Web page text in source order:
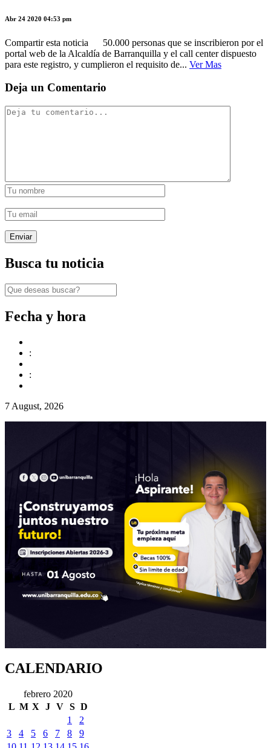
Abr 24 2020 04:53 pm
Compartir esta noticia 50.000 personas que se inscribieron por el
portal web de la Alcaldía de Barranquilla y el call center dispuesto
para este registro, y cumplieron el requisito de... Ver Mas
Deja un Comentario
Busca tu noticia
Fecha y hora
:
:
7 August, 2026
CALENDARIO
febrero 2020
L M X J V S D
1
2
3
4 5 6 7 8
9